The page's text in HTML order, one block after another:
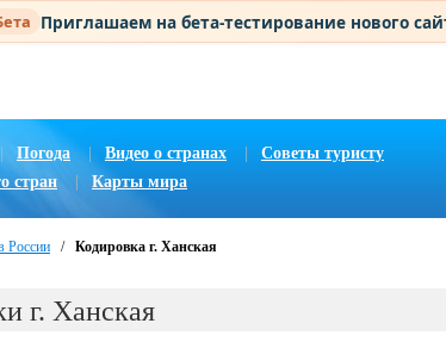
Приглашаем на бета-тестирование нового
Погода | Видео о странах
Советы туристу
стран Карты мира
России / Кодировка г. Ханская
г. Ханская